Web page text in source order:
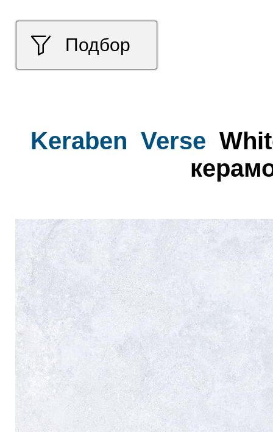
Подбор
Keraben Verse